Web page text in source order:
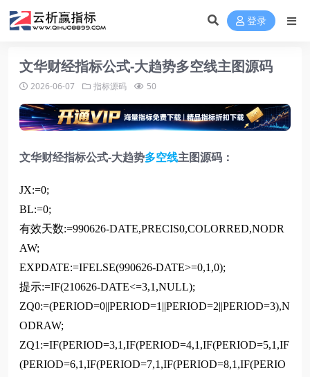
登录
文华财经指标公式-大趋势多空线主图源码
2026-06-07 指标源码 50
文华财经指标公式-大趋势多空线主图源码：
JX:=0;
BL:=0;
有效天数:=990626-DATE,PRECIS0,COLORRED,NODR
AW;
EXPDATE:=IFELSE(990626-DATE>=0,1,0);
提示:=IF(210626-DATE<=3,1,NULL);
ZQ0:=(PERIOD=0||PERIOD=1||PERIOD=2||PERIOD=3),N
ODRAW;
ZQ1:=IF(PERIOD=3,1,IF(PERIOD=4,1,IF(PERIOD=5,1,IF
(PERIOD=6,1,IF(PERIOD=7,1,IF(PERIOD=8,1,IF(PERIO